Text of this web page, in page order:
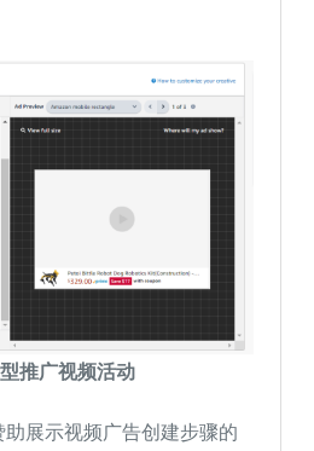
推广视频活动
展示视频广告创建步骤的